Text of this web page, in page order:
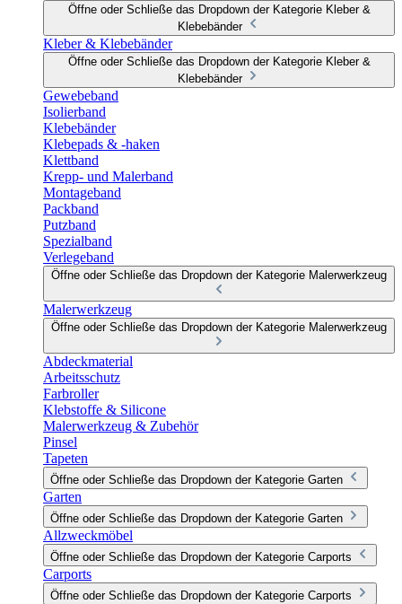
Öffne oder Schließe das Dropdown der Kategorie Kleber &
Klebebänder
Kleber & Klebebänder
Öffne oder Schließe das Dropdown der Kategorie Kleber &
Klebebänder
Gewebeband
Isolierband
Klebebänder
Klebepads & -haken
Klettband
Krepp- und Malerband
Montageband
Packband
Putzband
Spezialband
Verlegeband
Öffne oder Schließe das Dropdown der Kategorie Malerwerkzeug
Malerwerkzeug
Öffne oder Schließe das Dropdown der Kategorie Malerwerkzeug
Abdeckmaterial
Arbeitsschutz
Farbroller
Klebstoffe & Silicone
Malerwerkzeug & Zubehör
Pinsel
Tapeten
Öffne oder Schließe das Dropdown der Kategorie Garten
Garten
Öffne oder Schließe das Dropdown der Kategorie Garten
Allzweckmöbel
Öffne oder Schließe das Dropdown der Kategorie Carports
Carports
Öffne oder Schließe das Dropdown der Kategorie Carports